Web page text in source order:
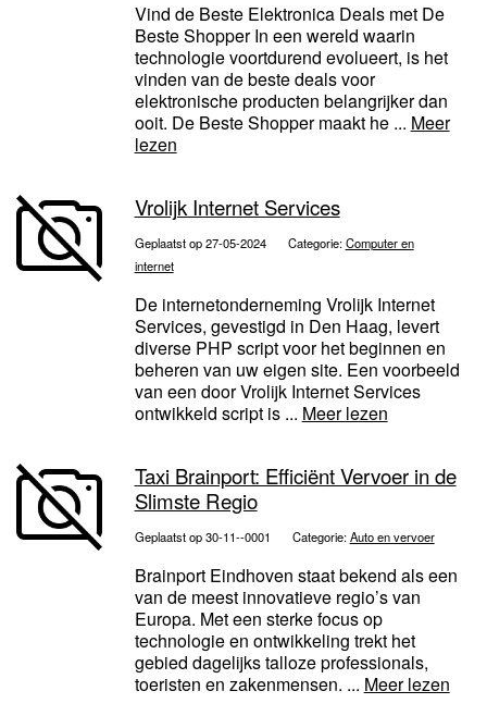
Vind de Beste Elektronica Deals met De
Beste Shopper In een wereld waarin
technologie voortdurend evolueert, is het
vinden van de beste deals voor
elektronische producten belangrijker dan
ooit. De Beste Shopper maakt he ... Meer
lezen
Vrolijk Internet Services
Geplaatst op 27-05-2024 Categorie:Computer en
internet
De internetonderneming Vrolijk Internet
Services, gevestigd in Den Haag, levert
diverse PHP script voor het beginnen en
beheren van uw eigen site. Een voorbeeld
van een door Vrolijk Internet Services
ontwikkeld script is ... Meer lezen
Taxi Brainport: Efficiënt Vervoer in de
Slimste Regio
Geplaatst op 30-11--0001 Categorie:Auto en vervoer
Brainport Eindhoven staat bekend als een
van de meest innovatieve regio’s van
Europa. Met een sterke focus op
technologie en ontwikkeling trekt het
gebied dagelijks talloze professionals,
toeristen en zakenmensen. ... Meer lezen